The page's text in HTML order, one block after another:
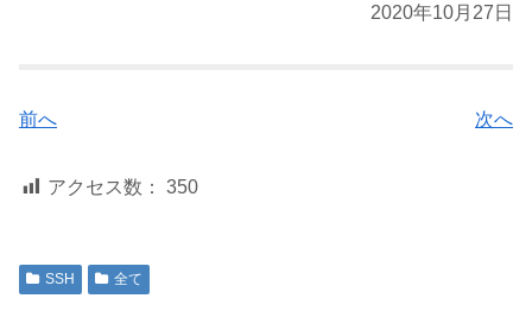
2020年10月27日
前へ 次へ
アクセス数： 350
SSH 全て